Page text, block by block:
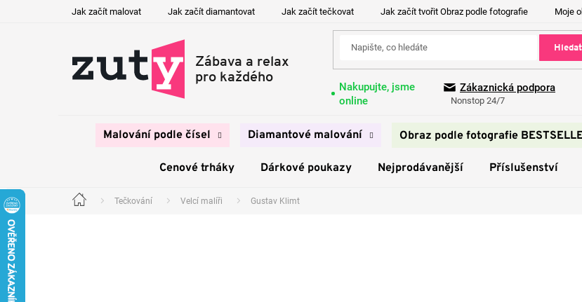
Jak začít malovat Jak začít diamantovat Jak začít tečkovat Jak začít tvořit Obraz podle fotografie Moje
Hledat
Nakupujte, jsme
online
Zákaznická podpora
Nonstop 24/7
Malování podle čísel Diamantové malování Obraz podle fotografie
Cenové trháky Dárkové poukazy Nejprodávanější Příslušenství
Domů Tečkování Velcí malíři Gustav Klimt